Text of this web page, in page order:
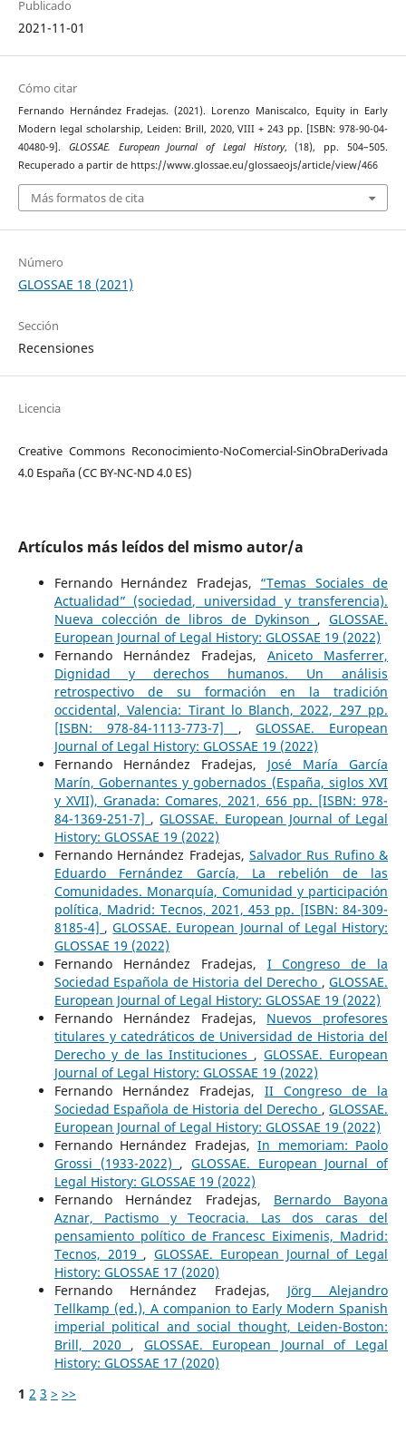
Publicado
2021-11-01
Cómo citar
Fernando Hernández Fradejas. (2021). Lorenzo Maniscalco, Equity in Early
Modern legal scholarship, Leiden: Brill, 2020, VIII + 243 pp. [ISBN: 978-90-04-
40480-9]. GLOSSAE. European Journal of Legal History, (18), pp. 504–505.
Recuperado a partir de https://www.glossae.eu/glossaeojs/article/view/466
Más formatos de cita
Número
GLOSSAE 18 (2021)
Sección
Recensiones
Licencia
Creative Commons Reconocimiento-NoComercial-SinObraDerivada
4.0 España (CC BY-NC-ND 4.0 ES)
Artículos más leídos del mismo autor/a
Fernando Hernández Fradejas, “Temas Sociales de
Actualidad” (sociedad, universidad y transferencia).
Nueva colección de libros de Dykinson ,GLOSSAE.
European Journal of Legal History: GLOSSAE 19 (2022)
Fernando Hernández Fradejas,Aniceto Masferrer,
Dignidad y derechos humanos. Un análisis
retrospectivo de su formación en la tradición
occidental, Valencia: Tirant lo Blanch, 2022, 297 pp.
[ISBN: 978-84-1113-773-7] ,GLOSSAE. European
Journal of Legal History: GLOSSAE 19 (2022)
Fernando Hernández Fradejas, José María García
Marín, Gobernantes y gobernados (España, siglos XVI
y XVII), Granada: Comares, 2021, 656 pp. [ISBN: 978-
84-1369-251-7] ,GLOSSAE. European Journal of Legal
History: GLOSSAE 19 (2022)
Fernando Hernández Fradejas, Salvador Rus Rufino &
Eduardo Fernández García, La rebelión de las
Comunidades. Monarquía, Comunidad y participación
política, Madrid: Tecnos, 2021, 453 pp. [ISBN: 84-309-
8185-4] ,GLOSSAE. European Journal of Legal History:
GLOSSAE 19 (2022)
Fernando Hernández Fradejas, I Congreso de la
Sociedad Española de Historia del Derecho ,GLOSSAE.
European Journal of Legal History: GLOSSAE 19 (2022)
Fernando Hernández Fradejas, Nuevos profesores
titulares y catedráticos de Universidad de Historia del
Derecho y de las Instituciones ,GLOSSAE. European
Journal of Legal History: GLOSSAE 19 (2022)
Fernando Hernández Fradejas, II Congreso de la
Sociedad Española de Historia del Derecho ,GLOSSAE.
European Journal of Legal History: GLOSSAE 19 (2022)
Fernando Hernández Fradejas,In memoriam: Paolo
Grossi (1933-2022) ,GLOSSAE. European Journal of
Legal History: GLOSSAE 19 (2022)
Fernando Hernández Fradejas, Bernardo Bayona
Aznar, Pactismo y Teocracia. Las dos caras del
pensamiento político de Francesc Eiximenis, Madrid:
Tecnos, 2019 ,GLOSSAE. European Journal of Legal
History: GLOSSAE 17 (2020)
Fernando Hernández Fradejas, Jörg Alejandro
Tellkamp (ed.), A companion to Early Modern Spanish
imperial political and social thought, Leiden-Boston:
Brill, 2020 , GLOSSAE. European Journal of Legal
History: GLOSSAE 17 (2020)
1 2 3 > >>